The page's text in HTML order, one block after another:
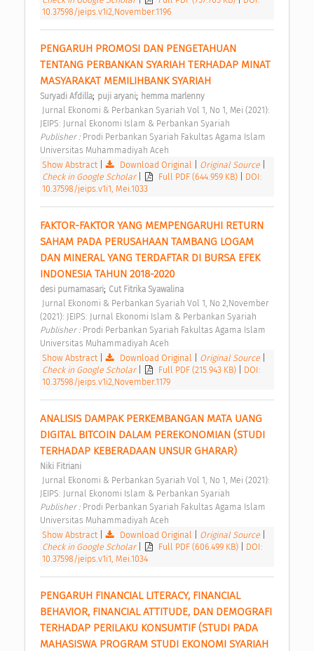
10.37598/jeips.v1i2,November.1196
PENGARUH PROMOSI DAN PENGETAHUAN
TENTANG PERBANKAN SYARIAH TERHADAP MINAT
MASYARAKAT MEMILIHBANK SYARIAH
Suryadi Afdilla; puji aryani; hemma marlenny
JEIPS: Jurnal Ekonomi Islam & Perbankan Syariah
Publisher : Prodi Perbankan Syariah Fakultas Agama Islam
Universitas Muhammadiyah Aceh
Show Abstract
Download Original Original Source
Check in Google Scholar
Full PDF (644.959 KB)
DOI:
10.37598/jeips.v1i1, Mei.1033
FAKTOR-FAKTOR YANG MEMPENGARUHI RETURN
SAHAM PADA PERUSAHAAN TAMBANG LOGAM
DAN MINERAL YANG TERDAFTAR DI BURSA EFEK
INDONESIA TAHUN 2018-2020
desi purnamasari; Cut Fitrika Syawalina
(2021): JEIPS: Jurnal Ekonomi Islam & Perbankan Syariah
Publisher : Prodi Perbankan Syariah Fakultas Agama Islam
Universitas Muhammadiyah Aceh
Show Abstract
Download Original Original Source
Check in Google Scholar
Full PDF (215.943 KB)
DOI:
10.37598/jeips.v1i2,November.1179
ANALISIS DAMPAK PERKEMBANGAN MATA UANG
DIGITAL BITCOIN DALAM PEREKONOMIAN (STUDI
TERHADAP KEBERADAAN UNSUR GHARAR)
Niki Fitriani
JEIPS: Jurnal Ekonomi Islam & Perbankan Syariah
Publisher : Prodi Perbankan Syariah Fakultas Agama Islam
Universitas Muhammadiyah Aceh
Show Abstract
Download Original Original Source
Check in Google Scholar
Full PDF (606.499 KB)
DOI:
10.37598/jeips.v1i1, Mei.1034
PENGARUH FINANCIAL LITERACY, FINANCIAL
BEHAVIOR, FINANCIAL ATTITUDE, DAN DEMOGRAFI
TERHADAP PERILAKU KONSUMTIF (STUDI PADA
MAHASISWA PROGRAM STUDI EKONOMI SYARIAH